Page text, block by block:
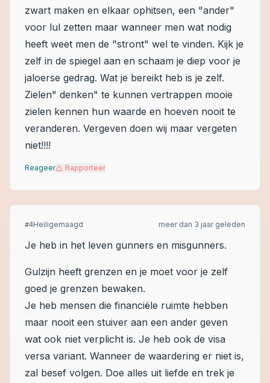
zwart maken en elkaar ophitsen, een "ander"
voor lul zetten maar wanneer men wat nodig
heeft weet men de "stront" wel te vinden. Kijk je
zelf in de spiegel aan en schaam je diep voor je
jaloerse gedrag. Wat je bereikt heb is je zelf.
Zielen" denken" te kunnen vertrappen mooie
zielen kennen hun waarde en hoeven nooit te
veranderen. Vergeven doen wij maar vergeten
niet!!!!
Reageer Rapporteer
#4Heiligemaagd meer dan 3 jaar geleden
Je heb in het leven gunners en misgunners.
Gulzijn heeft grenzen en je moet voor je zelf
goed je grenzen bewaken.
Je heb mensen die financiële ruimte hebben
maar nooit een stuiver aan een ander geven
wat ook niet verplicht is. Je heb ook de visa
versa variant. Wanneer de waardering er niet is,
zal besef volgen. Doe alles uit liefde en trek je